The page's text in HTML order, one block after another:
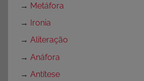
→ Metáfora
→ Ironia
→ Aliteração
→ Anáfora
→ Antítese